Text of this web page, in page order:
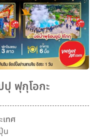
ปุ ฟุกุโอกะ
เทศ
น